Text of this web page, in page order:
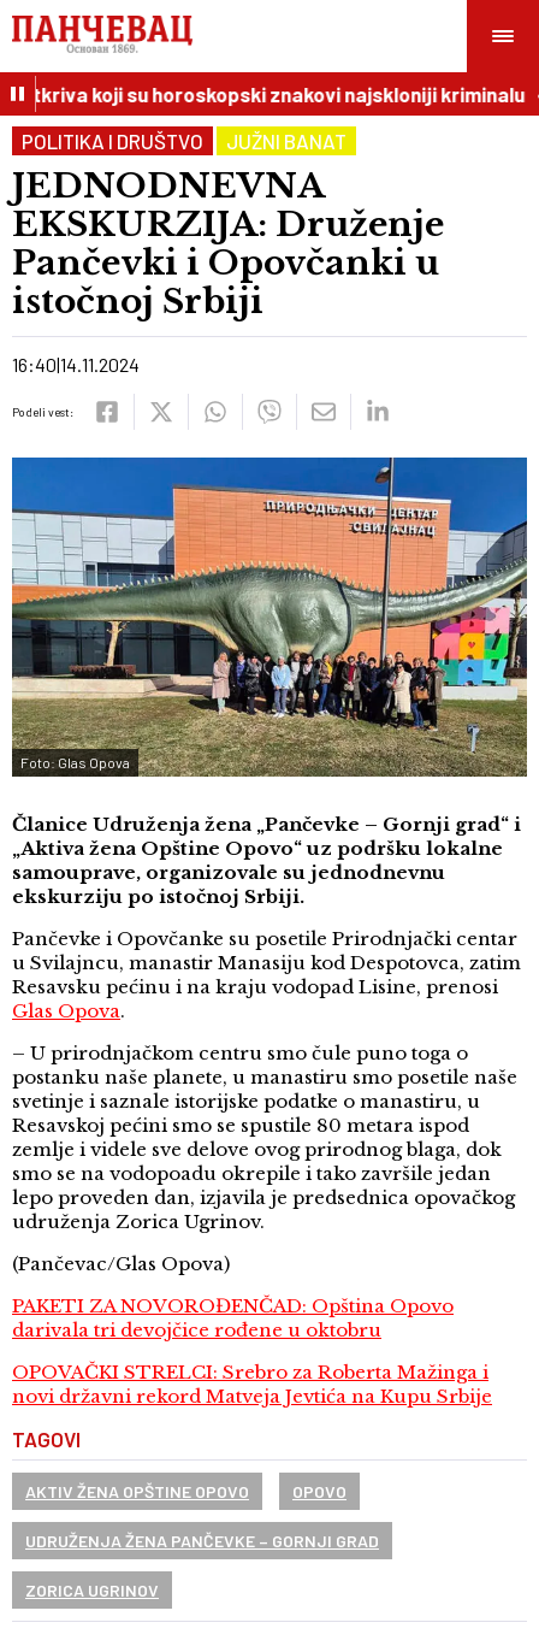
koji su horoskopski znakovi najskloniji kriminalu
POLITIKA I DRUŠTVO
JUŽNI BANAT
JEDNODNEVNA
EKSKURZIJA: Druženje
Pančevki i Opovčanki u
istočnoj Srbiji
16:40 14.11.2024
Podeli vest:
Foto: Glas Opova
Članice Udruženja žena „Pančevke – Gornji grad“ i
„Aktiva žena Opštine Opovo“ uz podršku lokalne
samouprave, organizovale su jednodnevnu
ekskurziju po istočnoj Srbiji.
Pančevke i Opovčanke su posetile Prirodnjački centar
u Svilajncu, manastir Manasiju kod Despotovca, zatim
Resavsku pećinu i na kraju vodopad Lisine, prenosi
Glas Opova.
– U prirodnjačkom centru smo čule puno toga o
postanku naše planete, u manastiru smo posetile naše
svetinje i saznale istorijske podatke o manastiru, u
Resavskoj pećini smo se spustile 80 metara ispod
zemlje i videle sve delove ovog prirodnog blaga, dok
smo se na vodopoadu okrepile i tako završile jedan
lepo proveden dan, izjavila je predsednica opovačkog
udruženja Zorica Ugrinov.
(Pančevac/Glas Opova)
PAKETI ZA NOVOROĐENČAD: Opština Opovo
darivala tri devojčice rođene u oktobru
OPOVAČKI STRELCI: Srebro za Roberta Mažinga i
novi državni rekord Matveja Jevtića na Kupu Srbije
TAGOVI
AKTIV ŽENA OPŠTINE OPOVO OPOVO
UDRUŽENJA ŽENA PANČEVKE – GORNJI GRAD
ZORICA UGRINOV